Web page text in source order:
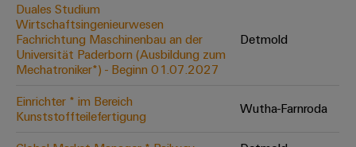
Effizienter
Betrieb
von
Windparks
Assemblierungsservice
Bestückte
Klemmenleisten
Modifizierte
und
Duales Studium
Wirtschaftsingenieurwesen
Fachrichtung Maschinenbau an der
Universität Paderborn (Ausbildung zum
Mechatroniker*) - Beginn 01.07.2027
Detmold
Einrichter * im Bereich
Kunststoffteilefertigung
Wutha-Farnroda